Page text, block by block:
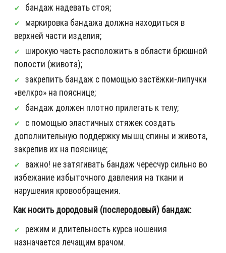
бандаж надевать стоя;
маркировка бандажа должна находиться в
верхней части изделия;
широкую часть расположить в области брюшной
полости (живота);
закрепить бандаж с помощью застёжки-липучки
«велкро» на пояснице;
бандаж должен плотно прилегать к телу;
с помощью эластичных стяжек создать
дополнительную поддержку мышц спины и живота,
закрепив их на пояснице;
важно! не затягивать бандаж чересчур сильно во
избежание избыточного давления на ткани и
нарушения кровообращения.
Как носить дородовый (послеродовый) бандаж:
режим и длительность курса ношения
назначается лечащим врачом.